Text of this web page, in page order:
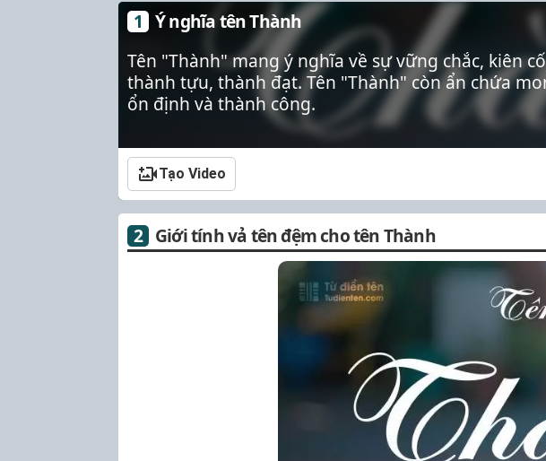
Ý nghĩa tên Thành
Tên "Thành" mang ý nghĩa về sự vững chắc, kiên
thành tựu, thành đạt. Tên "Thành" còn ẩn chứa
ổn định và thành công.
Tạo Video
Giới tính vả tên đệm cho tên Thành